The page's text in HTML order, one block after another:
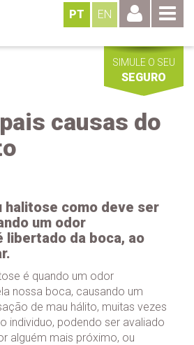
PT EN
SIMULE O SEU
SEGURO
causas do
halitose como deve ser
um odor
libertado da boca, ao
é quando um odor
nossa boca, causando um
de mau hálito, muitas vezes
individuo, podendo ser avaliado
alguém mais próximo, ou